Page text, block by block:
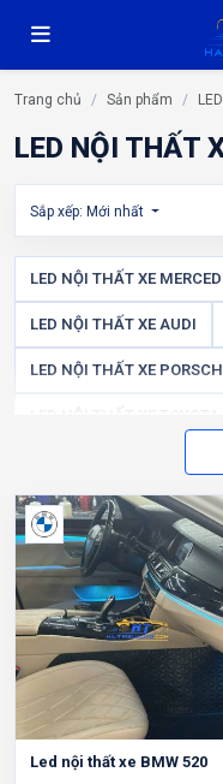
Trang chủ Sản phẩm
LED NỘI THẤT
Sắp xếp: Mới nhất
LED NỘI THẤT XE
LED NỘI THẤT XE AUDI
LED NỘI THẤT XE
LED NỘI THẤT XE
Led nội thất xe BMW 520